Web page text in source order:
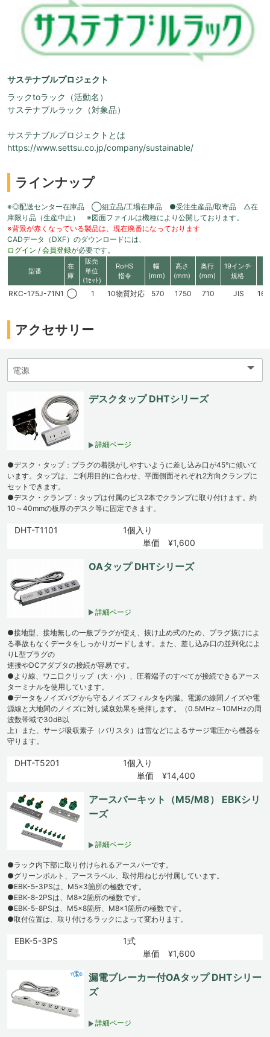
サステナブルプロジェクト
ラックtoラック（活動名）
サステナブルラック（対象品）
サステナブルプロジェクトとは
https://www.settsu.co.jp/company/sustainable/
ラインナップ
※◎配送センター在庫品 ◯組立品/工場在庫品 ●受注生産品/取寄品 △在
庫限り品（生産中止） ※図面ファイルは機種により公開しております。
※背景が赤くなっている製品は、現在廃番になっております
CADデータ（DXF）のダウンロードには、
ログイン / 会員登録が必要です。
型番
在
庫
販売
単位
(1ｾｯﾄ)
RoHS
指令
幅
(mm)
高さ
(mm)
奥行
(mm)
19インチ
規格
RKC-175J-71N1 ◯ 1 10物質対応 570 1750 710 JIS
アクセサリー
デスクタップ DHTシリーズ
詳細ページ
●デスク・タップ：プラグの着脱がしやすいように差し込み口が45°に傾いて
います。タップは、ご利用目的に合わせ、平面側面それぞれ2方向クランプに
セットできます。
●デスク・クランプ：タップは付属のビス2本でクランプに取り付けます。約
10～40mmの板厚のデスク等に固定できます。
DHT-T1101
1個入り
単価 ¥1,600
OAタップ DHTシリーズ
詳細ページ
●接地型、接地無しの一般プラグが使え、抜け止め式のため、プラグ抜けによ
る事故もなくデータをしっかりガードします。また、差し込み口の並列化によ
りL型プラグの
連接やDCアダプタの接続が容易です。
●より線、ワニ口クリップ（大・小）、圧着端子のすべてが接続できるアース
ターミナルを使用しています。
●データをノイズバグから守るノイズフィルタを内臓。電源の線間ノイズや電
源線と大地間のノイズに対し減衰効果を発揮します。（0.5MHz～10MHzの周
波数帯域で30dB以
上）また、サージ吸収素子（バリスタ）は雷などによるサージ電圧から機器を
守ります。
DHT-T5201
1個入り
単価 ¥14,400
アースバーキット（M5/M8） EBKシリ
ーズ
詳細ページ
●ラック内下部に取り付けられるアースバーです。
●グリーンボルト、アースラベル、取付用ねじが付属しています。
●EBK-5-3PSは、M5×3箇所の極数です。
●EBK-8-2PSは、M8×2箇所の極数です。
●EBK-5-8PSは、M5×8箇所、M8×1箇所の極数です。
●取付位置は、取り付けるラックによって変わります。
EBK-5-3PS
1式
単価 ¥1,600
漏電ブレーカー付OAタップ DHTシリー
ズ
詳細ページ